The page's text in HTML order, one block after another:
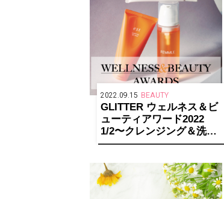
2022.09.15 BEAUTY
GLITTER ウェルネス＆ビ
ューティアワード2022
1/2〜クレンジング＆洗顔
部門〜